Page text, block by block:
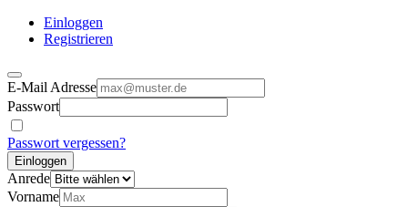
Einloggen
Registrieren
E-Mail Adresse
Passwort
Passwort vergessen?
Einloggen
Anrede
Vorname